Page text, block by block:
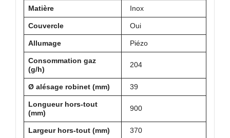
Matière Inox
Couvercle Oui
Allumage Piézo
Consommation gaz
(g/h)
204
Ø alésage robinet (mm) 39
Longueur hors-tout
(mm)
900
Largeur hors-tout (mm) 370